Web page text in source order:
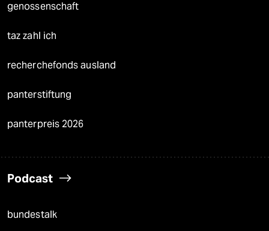
genossenschaft
taz zahl ich
recherchefonds ausland
panterstiftung
panterpreis 2026
Podcast
bundestalk